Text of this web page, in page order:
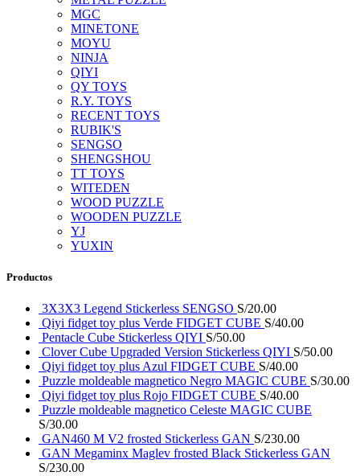
MGC
MINETONE
MOYU
NINJA
QIYI
QY TOYS
R.Y. TOYS
RECENT TOYS
RUBIK'S
SENGSO
SHENGSHOU
TT TOYS
WITEDEN
WOOD PUZZLE
WOODEN PUZZLE
YJ
YUXIN
Productos
3X3X3 Legend Stickerless SENGSO S/20.00
Qiyi fidget toy plus Verde FIDGET CUBE S/40.00
Pentacle Cube Stickerless QIYI S/50.00
Clover Cube Upgraded Version Stickerless QIYI S/50.00
Qiyi fidget toy plus Azul FIDGET CUBE S/40.00
Puzzle moldeable magnetico Negro MAGIC CUBE S/30.00
Qiyi fidget toy plus Rojo FIDGET CUBE S/40.00
Puzzle moldeable magnetico Celeste MAGIC CUBE
S/30.00
GAN460 M V2 frosted Stickerless GAN S/230.00
GAN Megaminx Maglev frosted Black Stickerless GAN
S/230.00